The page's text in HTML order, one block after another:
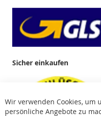
Sicher einkaufen
Wir verwenden Cookies, um
persönliche Angebote zu